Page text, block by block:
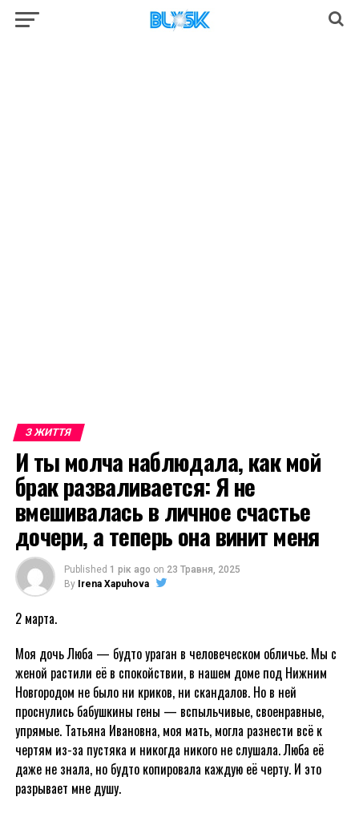
З ЖИТТЯ
И ты молча наблюдала, как мой
брак разваливается: Я не
вмешивалась в личное счастье
дочери, а теперь она винит меня
Published 1 рік ago on 23 Травня, 2025
By Irena Xapuhova
2 марта.
Моя дочь Люба — будто ураган в человеческом обличье. Мы с
женой растили её в спокойствии, в нашем доме под Нижним
Новгородом не было ни криков, ни скандалов. Но в ней
проснулись бабушкины гены — вспыльчивые, своенравные,
упрямые. Татьяна Ивановна, моя мать, могла разнести всё к
чертям из-за пустяка и никогда никого не слушала. Люба её
даже не знала, но будто копировала каждую её черту. И это
разрывает мне душу.